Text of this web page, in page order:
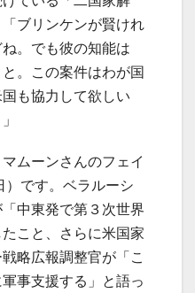
ブリンケンが賢けれ
。でも彼の知能は
。この案件はわが国
も協力して欲しい
ムーンさんのフェイ
）です。ベラルーシ
中東発で第３次世界
こと、さらに米国家
略広報調整官が「こ
事支援する」と語っ